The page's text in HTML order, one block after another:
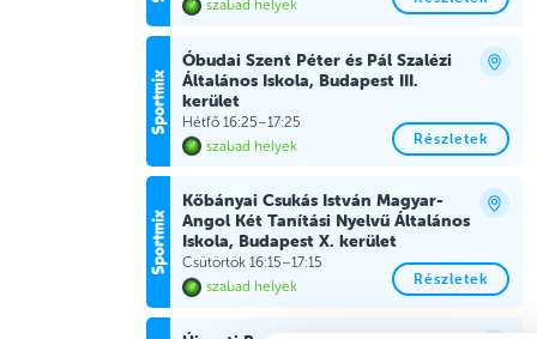
szabad helyek
Óbudai Szent Péter és Pál Szalézi
Általános Iskola, Budapest III.
kerület
Hétfő 16:25–17:25
szabad helyek
Részletek
Kőbányai Csukás István Magyar-
Angol Két Tanítási Nyelvű Általános
Iskola, Budapest X. kerület
Csütörtök 16:15–17:15
szabad helyek
Részletek